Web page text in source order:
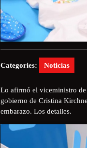
Categories: Noticias
Lo afirmó el viceministro
gobierno de Cristina
embarazo. Los detalles.